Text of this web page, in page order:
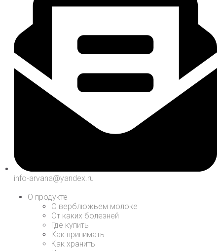
info-arvana@yandex.ru
О продукте
О верблюжьем молоке
От каких болезней
Где купить
Как принимать
Как хранить